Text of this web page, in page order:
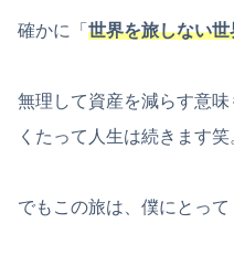
確かに「 世界を旅しない世
無理して資産を減らす意
くたって人生は続きます笑
でもこの旅は、僕にとって